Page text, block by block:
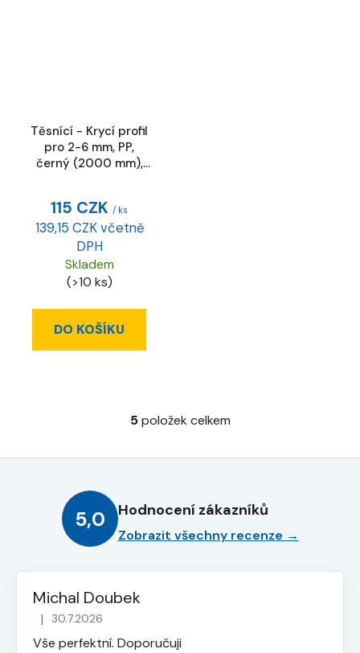
Těsnící - Krycí profil
pro 2-6 mm, PP,
černý (2000 mm),
115 CZK / ks
139,15 CZK včetně
DPH
Skladem
(>10 ks)
DO KOŠÍKU
O
l
a
c
p
y
5položek celkem
5,0 Hodnocení zákazníků
Zobrazit všechny recenze →
Michal Doubek
Hodnocení obchodu je 5 z 5 hvězdiček.
| 30.7.2026
Vše perfektní. Doporučuji